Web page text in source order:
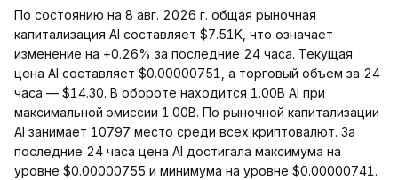
По состоянию на 8 авг. 2026 г. общая рыночная
капитализация AI составляет $7.51K, что означает
изменение на +0.26% за последние 24 часа. Текущая
цена AI составляет $0.00000751, а торговый объем за 24
часа — $14.30. В обороте находится 1.00B AI при
максимальной эмиссии 1.00B. По рыночной капитализации
AI занимает 10797 место среди всех криптовалют. За
последние 24 часа цена AI достигала максимума на
уровне $0.00000755 и минимума на уровне $0.00000741.